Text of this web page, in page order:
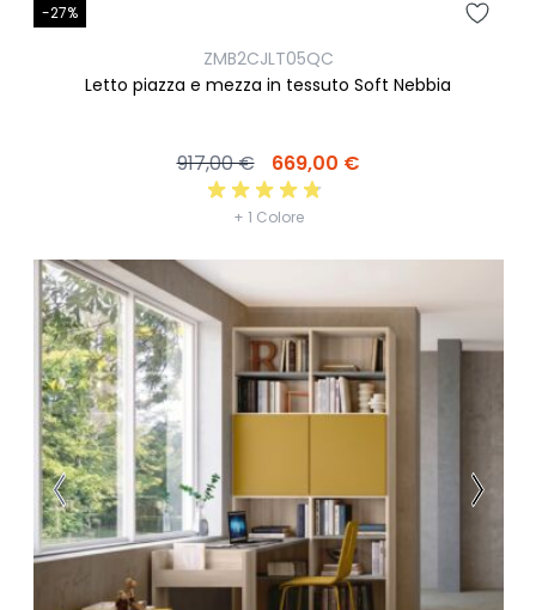
-27%
ZMB2CJLT05QC
Letto piazza e mezza in tessuto Soft Nebbia
917,00 € 669,00 €
+ 1 Colore